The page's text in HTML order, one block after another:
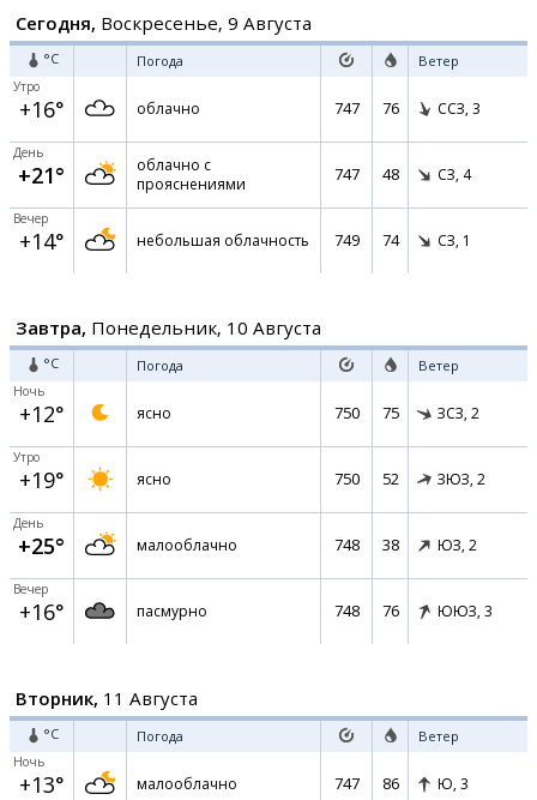
Сегодня, Воскресенье, 9 Августа
°C Погода Ветер
Утро
+16° облачно 747 76 ССЗ, 3
День
+21°
облачно с
прояснениями
747 48 СЗ, 4
Вечер
+14° небольшая облачность 749 74 СЗ, 1
Завтра, Понедельник, 10 Августа
°C Погода Ветер
Ночь
+12° ясно 750 75 ЗСЗ, 2
Утро
+19° ясно 750 52 ЗЮЗ, 2
День
+25° малооблачно 748 38 ЮЗ, 2
Вечер
+16° пасмурно 748 76 ЮЮЗ, 3
Вторник, 11 Августа
°C Погода Ветер
Ночь
+13° малооблачно 747 86 Ю, 3